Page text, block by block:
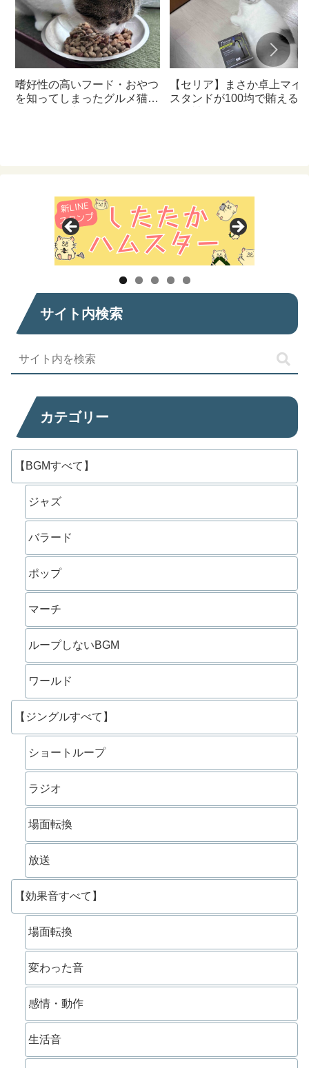
嗜好性の高いフード・おやつ
を知ってしまったグルメ猫の
【セリア】まさか卓上マイ
スタンドが100均で賄えるな
サイト内検索
カテゴリー
【BGMすべて】
ジャズ
バラード
ポップ
マーチ
ループしないBGM
ワールド
【ジングルすべて】
ショートループ
ラジオ
場面転換
放送
【効果音すべて】
場面転換
変わった音
感情・動作
生活音